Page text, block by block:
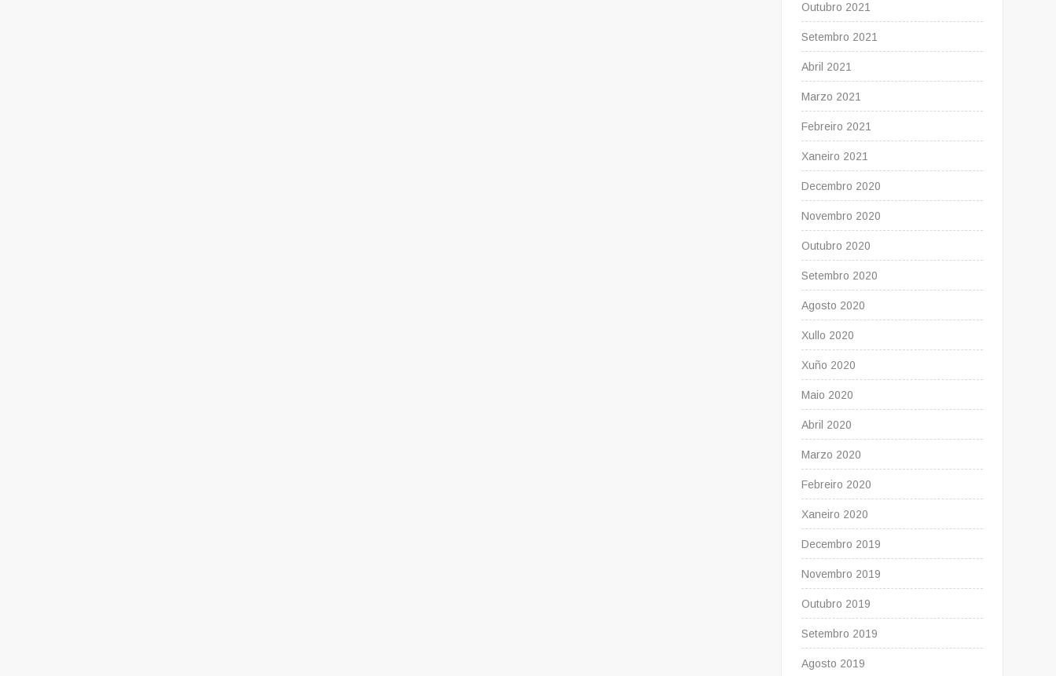
Outubro 2021
Setembro 2021
Abril 2021
Marzo 2021
Febreiro 2021
Xaneiro 2021
Decembro 2020
Novembro 2020
Outubro 2020
Setembro 2020
Agosto 2020
Xullo 2020
Xuño 2020
Maio 2020
Abril 2020
Marzo 2020
Febreiro 2020
Xaneiro 2020
Decembro 2019
Novembro 2019
Outubro 2019
Setembro 2019
Agosto 2019